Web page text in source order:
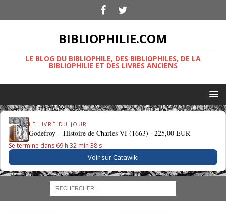
BIBLIOPHILIE.COM
LE BLOG DU BIBLIOPHILE, DES BIBLIOPHILES, DE LA
BIBLIOPHILIE ET DES LIVRES ANCIENS
LE LIVRE DU JOUR
Godefroy – Histoire de Charles VI (1663) ·225,00 EUR
Se termine dans 69 h 32 min 37 s
Voir sur Catawiki